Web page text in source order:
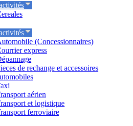
(Concessionnaires)
express
de rechange et accessoires
aérien
et logistique
ferroviaire